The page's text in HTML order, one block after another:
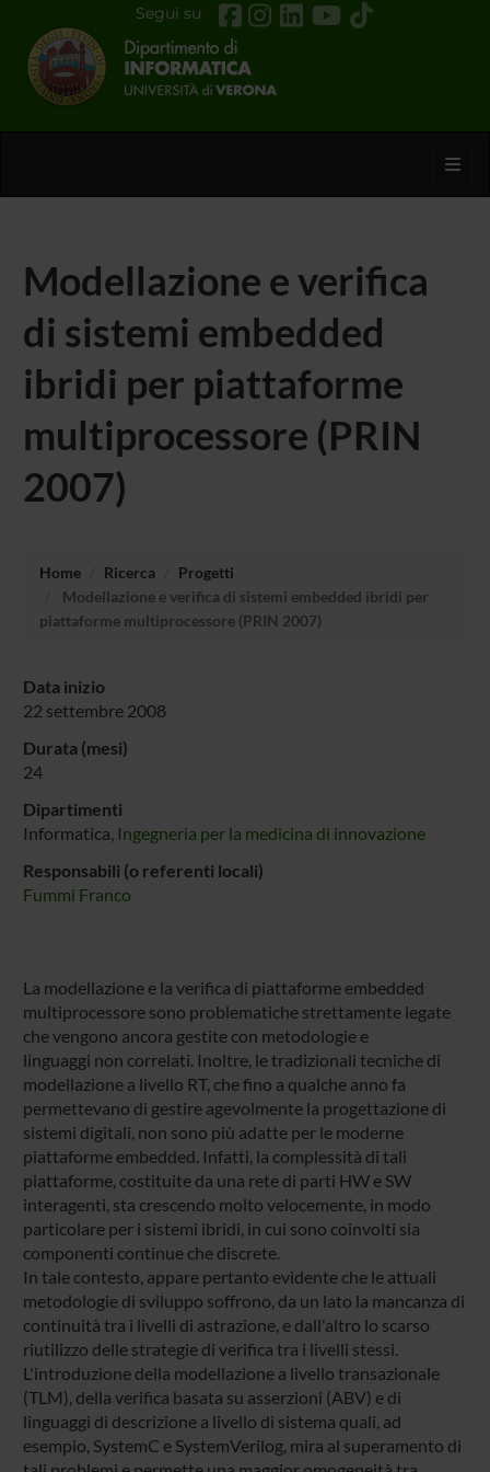
Segui su
Modellazione e verifica
di sistemi embedded
ibridi per piattaforme
multiprocessore (PRIN
2007)
Home Ricerca
Progetti
Modellazione e verifica di sistemi embedded ibridi per
piattaforme multiprocessore (PRIN 2007)
Data inizio
22 settembre 2008
Durata (mesi)
24
Dipartimenti
Informatica, Ingegneria per la medicina di innovazione
Responsabili (o referenti locali)
Fummi Franco
La modellazione e la verifica di piattaforme embedded
multiprocessore sono problematiche strettamente legate
che vengono ancora gestite con metodologie e
linguaggi non correlati. Inoltre, le tradizionali tecniche di
modellazione a livello RT, che fino a qualche anno fa
permettevano di gestire agevolmente la progettazione di
sistemi digitali, non sono più adatte per le moderne
piattaforme embedded. Infatti, la complessità di tali
piattaforme, costituite da una rete di parti HW e SW
interagenti, sta crescendo molto velocemente, in modo
particolare per i sistemi ibridi, in cui sono coinvolti sia
componenti continue che discrete.
In tale contesto, appare pertanto evidente che le attuali
metodologie di sviluppo soffrono, da un lato la mancanza di
continuità tra i livelli di astrazione, e dall'altro lo scarso
riutilizzo delle strategie di verifica tra i livelli stessi.
L'introduzione della modellazione a livello transazionale
(TLM), della verifica basata su asserzioni (ABV) e di
linguaggi di descrizione a livello di sistema quali, ad
esempio, SystemC e SystemVerilog, mira al superamento di